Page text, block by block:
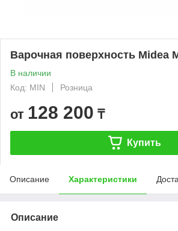
Варочная поверхность Midea
В наличии
Код: MIN
Розница
от 128 200 ₸
Купить
Описание Характеристики
Описание